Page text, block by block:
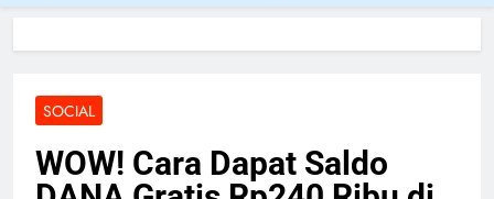
SOCIAL
WOW! Cara Dapat Saldo